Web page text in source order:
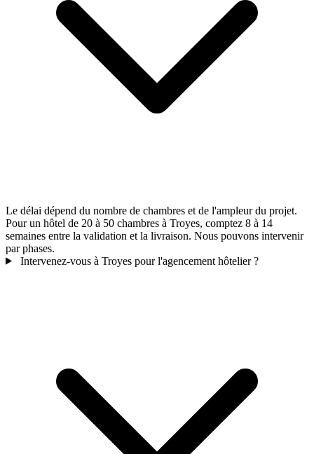
Le délai dépend du nombre de chambres et de l'ampleur du projet.
Pour un hôtel de 20 à 50 chambres à Troyes, comptez 8 à 14
semaines entre la validation et la livraison. Nous pouvons intervenir
par phases.
Intervenez-vous à Troyes pour l'agencement hôtelier ?